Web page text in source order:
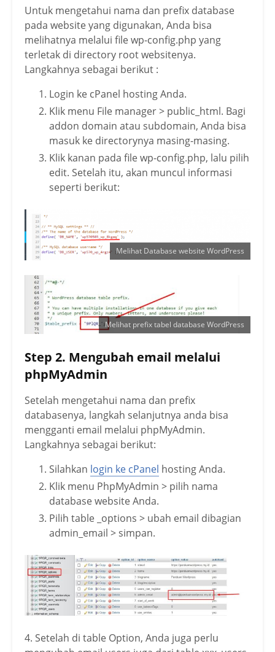
Untuk mengetahui nama dan prefix database
pada website yang digunakan, Anda bisa
melihatnya melalui file wp-config.php yang
terletak di directory root websitenya.
Langkahnya sebagai berikut :
Login ke cPanel hosting Anda.
Klik menu File manager > public_html. Bagi
addon domain atau subdomain, Anda bisa
masuk ke directorynya masing-masing.
Klik kanan pada file wp-config.php, lalu pilih
edit. Setelah itu, akan muncul informasi
seperti berikut:
Melihat Database website WordPress
Melihat prefix tabel database WordPress
Step 2. Mengubah email melalui
phpMyAdmin
Setelah mengetahui nama dan prefix
databasenya, langkah selanjutnya anda bisa
mengganti email melalui phpMyAdmin.
Langkahnya sebagai berikut:
Silahkan login ke cPanel hosting Anda.
Klik menu PhpMyAdmin > pilih nama
database website Anda.
Pilih table _options > ubah email dibagian
admin_email > simpan.
4. Setelah di table Option, Anda juga perlu